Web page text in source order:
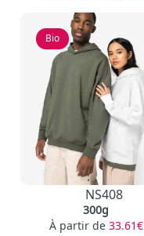
Bio
NS408
300g
À partir de 33.61€